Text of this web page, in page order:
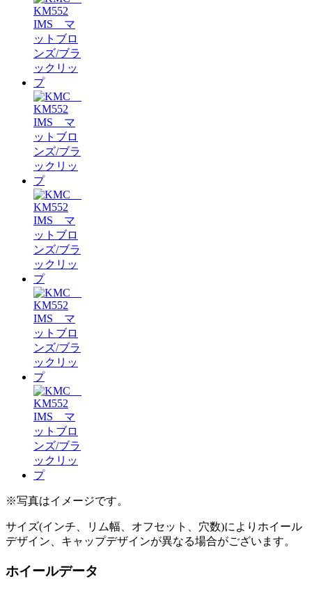
※写真はイメージです。
サイズ(インチ、リム幅、オフセット、穴数)によりホイール
デザイン、キャップデザインが異なる場合がございます。
ホイールデータ